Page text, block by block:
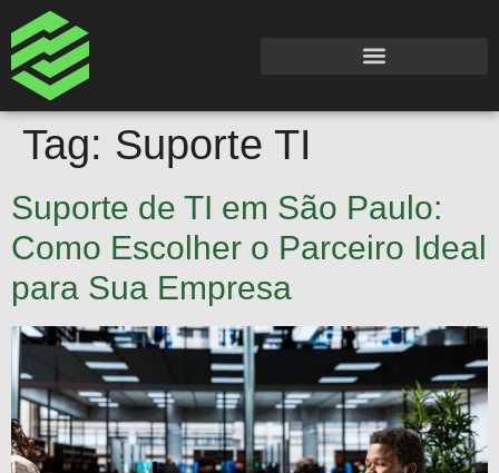
Tag: Suporte TI
Suporte de TI em São Paulo:
Como Escolher o Parceiro Ideal
para Sua Empresa